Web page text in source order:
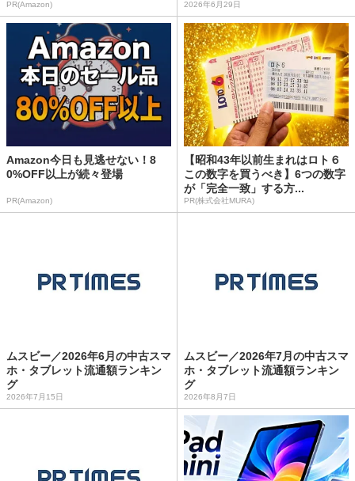
PR(Amazon) 2026年6月29日
Amazon今日も見逃せない！8
0%OFF以上が続々登場
PR(Amazon)
【昭和43年以前生まれはロト６
この数字を買うべき】6つの数字
が「完全一致」する方...
PR(株式会社MURA)
ムスビー／2026年6月の中古スマ
ホ・タブレット流通額ランキン
グ
2026年7月15日
ムスビー／2026年7月の中古スマ
ホ・タブレット流通額ランキン
グ
2026年8月7日